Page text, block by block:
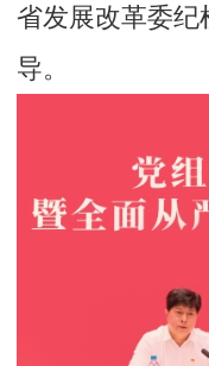
省发展改革委
导。